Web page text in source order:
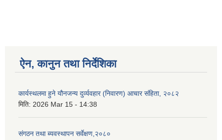
ऐन, कानुन तथा निर्देशिका
कार्यस्थलमा हुने यौनजन्य दुर्व्यवहार (निवारण) आचार संहिता, २०८२
मिति: 2026 Mar 15 - 14:38
संगठन तथा ब्यवस्थापन सर्वेक्षण,२०८०